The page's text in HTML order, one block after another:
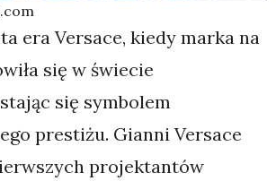
era Versace, kiedy marka na
się w świecie
się symbolem
prestiżu. Gianni Versace
projektantów